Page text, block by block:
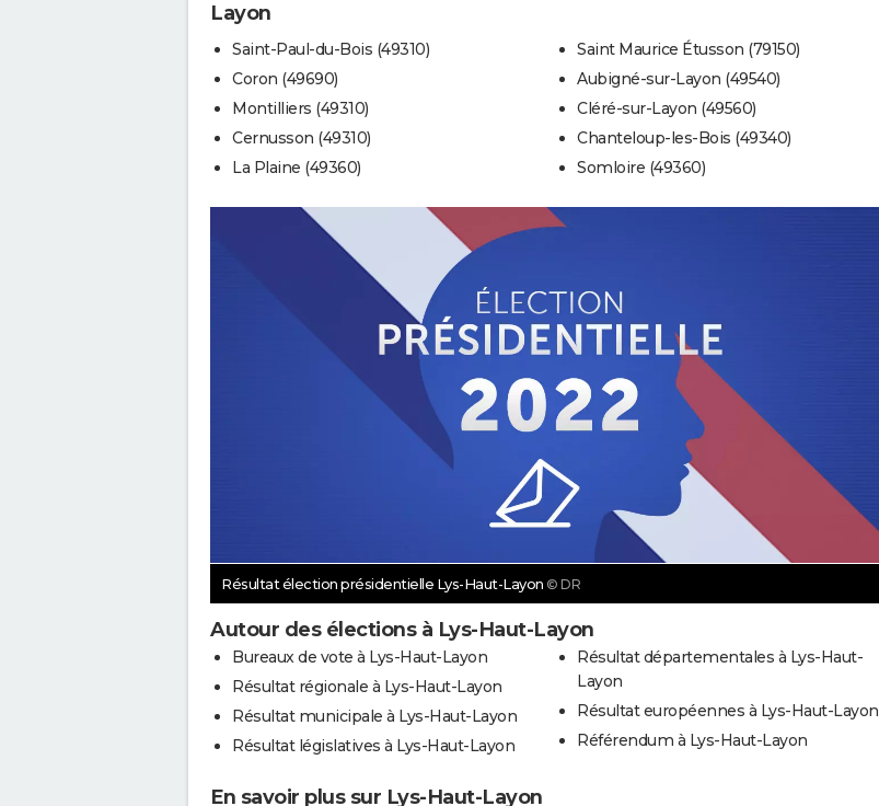
Layon
Saint-Paul-du-Bois (49310)
Coron (49690)
Montilliers (49310)
Cernusson (49310)
La Plaine (49360)
Saint Maurice Étusson (79150)
Aubigné-sur-Layon (49540)
Cléré-sur-Layon (49560)
Chanteloup-les-Bois (49340)
Somloire (49360)
Résultat élection présidentielle Lys-Haut-Layon © DR
Autour des élections à Lys-Haut-Layon
Bureaux de vote à Lys-Haut-Layon
Résultat régionale à Lys-Haut-Layon
Résultat municipale à Lys-Haut-Layon
Résultat législatives à Lys-Haut-Layon
Résultat départementales à Lys-Haut-
Layon
Résultat européennes à Lys-Haut-Layon
Référendum à Lys-Haut-Layon
En savoir plus sur Lys-Haut-Layon